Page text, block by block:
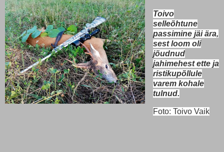
Toivo
selleõhtune
passimine jäi ära,
sest loom oli
jõudnud
jahimehest ette ja
ristikupõllule
varem kohale
tulnud.
Foto: Toivo Vaik